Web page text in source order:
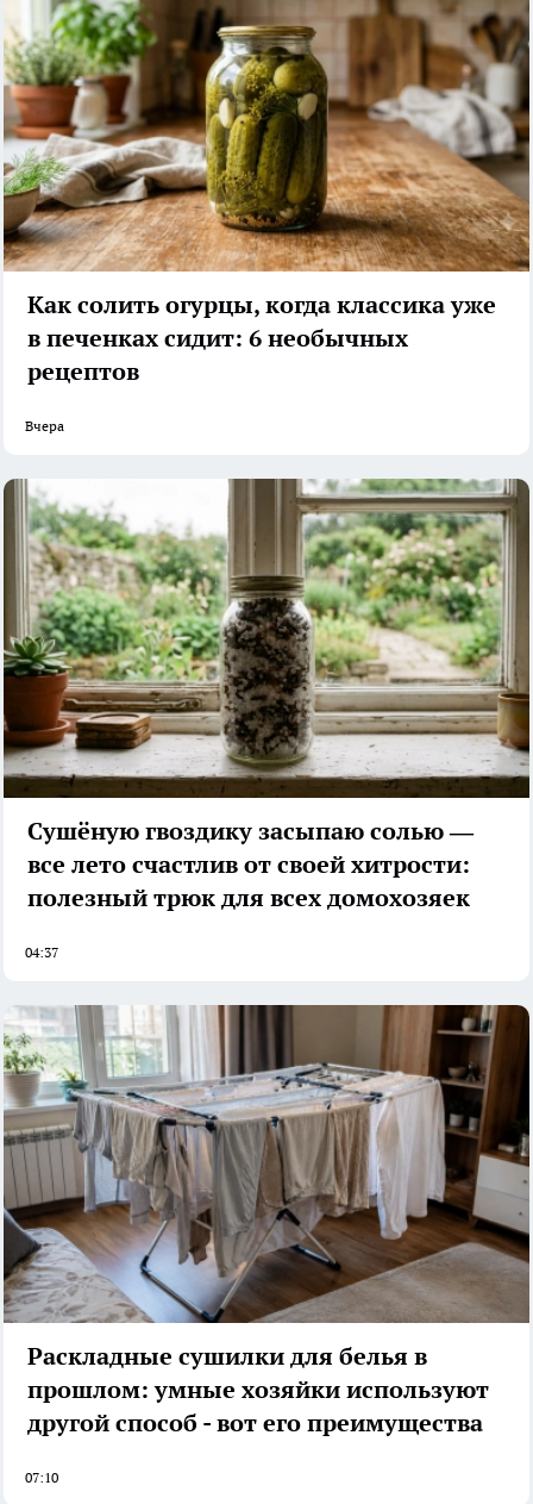
Как солить огурцы, когда классика уже
в печенках сидит: 6 необычных
рецептов
Вчера
Сушёную гвоздику засыпаю солью —
все лето счастлив от своей хитрости:
полезный трюк для всех домохозяек
04:37
Раскладные сушилки для белья в
прошлом: умные хозяйки используют
другой способ - вот его преимущества
07:10